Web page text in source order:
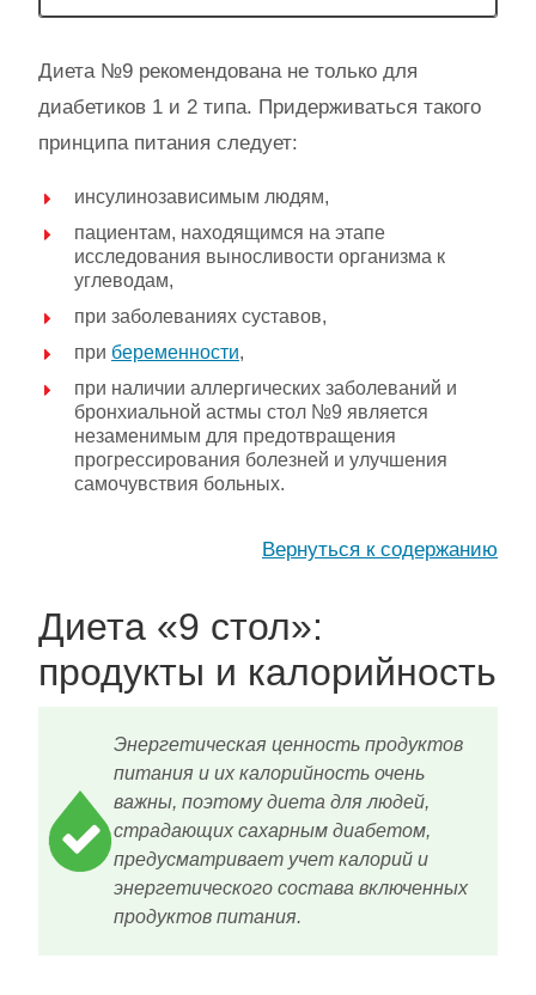
Диета №9 рекомендована не только для
диабетиков 1 и 2 типа. Придерживаться такого
принципа питания следует:
инсулинозависимым людям,
пациентам, находящимся на этапе
исследования выносливости организма к
углеводам,
при заболеваниях суставов,
при беременности,
при наличии аллергических заболеваний и
бронхиальной астмы стол №9 является
незаменимым для предотвращения
прогрессирования болезней и улучшения
самочувствия больных.
Вернуться к содержанию
Диета «9 стол»:
продукты и калорийность
Энергетическая ценность продуктов
питания и их калорийность очень
важны, поэтому диета для людей,
страдающих сахарным диабетом,
предусматривает учет калорий и
энергетического состава включенных
продуктов питания.